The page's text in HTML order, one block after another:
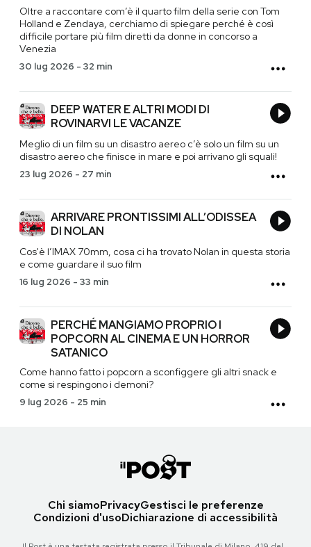
Oltre a raccontare com’è il quarto film della serie con Tom
Holland e Zendaya, cerchiamo di spiegare perché è così
difficile portare più film diretti da donne in concorso a
Venezia
30 lug 2026 - 32 min
DEEP WATER E ALTRI MODI DI
ROVINARVI LE VACANZE
Meglio di un film su un disastro aereo c’è solo un film su un
disastro aereo che finisce in mare e poi arrivano gli squali!
23 lug 2026 - 27 min
ARRIVARE PRONTISSIMI ALL’ODISSEA
DI NOLAN
Cos'è l’IMAX 70mm, cosa ci ha trovato Nolan in questa storia
e come guardare il suo film
16 lug 2026 - 33 min
PERCHÉ MANGIAMO PROPRIO I
POPCORN AL CINEMA E UN HORROR
SATANICO
Come hanno fatto i popcorn a sconfiggere gli altri snack e
come si respingono i demoni?
9 lug 2026 - 25 min
Chi siamoPrivacyGestisci le preferenze
Condizioni d'usoDichiarazione di accessibilità